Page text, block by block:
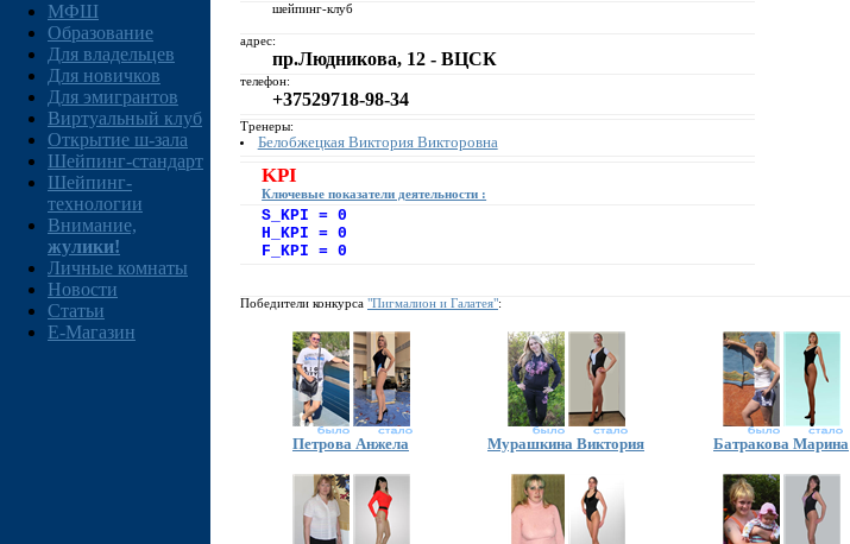
МФШ
Образование
Для владельцев
Для новичков
Для эмигрантов
Виртуальный клуб
Открытие ш-зала
Шейпинг-стандарт
Шейпинг-
технологии
Внимание,
жулики!
Личные комнаты
Новости
Статьи
E-Магазин
шейпинг-клуб
адрес:
пр.Людникова, 12 - ВЦСК
телефон:
+37529718-98-34
Тренеры:
Белобжецкая Виктория Викторовна
KPI
Ключевые показатели деятельности :
S_KPI = 0
H_KPI = 0
F_KPI = 0
Победители конкурса "Пигмалион и Галатея":
Петрова Анжела Мурашкина Виктория Батракова Марина